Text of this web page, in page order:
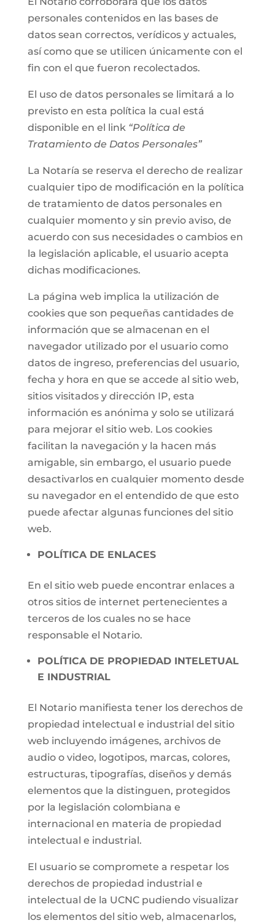
personales contenidos en las bases de
datos sean correctos, verídicos y actuales,
así como que se utilicen únicamente con el
fin con el que fueron recolectados.
El uso de datos personales se limitará a lo
previsto en esta política la cual está
disponible en el link “Política de
Tratamiento de Datos Personales”
La Notaría se reserva el derecho de realizar
cualquier tipo de modificación en la política
de tratamiento de datos personales en
cualquier momento y sin previo aviso, de
acuerdo con sus necesidades o cambios en
la legislación aplicable, el usuario acepta
dichas modificaciones.
La página web implica la utilización de
cookies que son pequeñas cantidades de
información que se almacenan en el
navegador utilizado por el usuario como
datos de ingreso, preferencias del usuario,
fecha y hora en que se accede al sitio web,
sitios visitados y dirección IP, esta
información es anónima y solo se utilizará
para mejorar el sitio web. Los cookies
facilitan la navegación y la hacen más
amigable, sin embargo, el usuario puede
desactivarlos en cualquier momento desde
su navegador en el entendido de que esto
puede afectar algunas funciones del sitio
web.
POLÍTICA DE ENLACES
En el sitio web puede encontrar enlaces a
otros sitios de internet pertenecientes a
terceros de los cuales no se hace
responsable el Notario.
POLÍTICA DE PROPIEDAD INTELETUAL
E INDUSTRIAL
El Notario manifiesta tener los derechos de
propiedad intelectual e industrial del sitio
web incluyendo imágenes, archivos de
audio o video, logotipos, marcas, colores,
estructuras, tipografías, diseños y demás
elementos que la distinguen, protegidos
por la legislación colombiana e
internacional en materia de propiedad
intelectual e industrial.
El usuario se compromete a respetar los
derechos de propiedad industrial e
intelectual de la UCNC pudiendo visualizar
los elementos del sitio web, almacenarlos,